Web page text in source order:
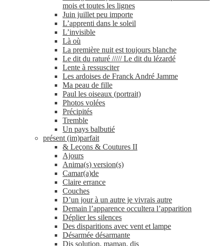
mois et toutes les lignes
Juin juillet peu importe
L’apprenti dans le soleil
L’invisible
Là où
La première nuit est toujours blanche
Le dit du raturé ///// Le dit du lézardé
Lente à ressusciter
Les ardoises de Franck André Jamme
Ma peau de fille
Paul les oiseaux (portrait)
Photos volées
Précipités
Tremble
Un pays balbutié
présent (im)parfait
& Leçons & Coutures II
Ajours
Anima(s) version(s)
Camar(a)de
Claire errance
Couches
D’un jour à un autre je vivrais autre
Demain l’apparence occultera l’apparition
Déplier les silences
Des disparitions avec vent et lampe
Désarmée désarmante
Dis solution, maman, dis